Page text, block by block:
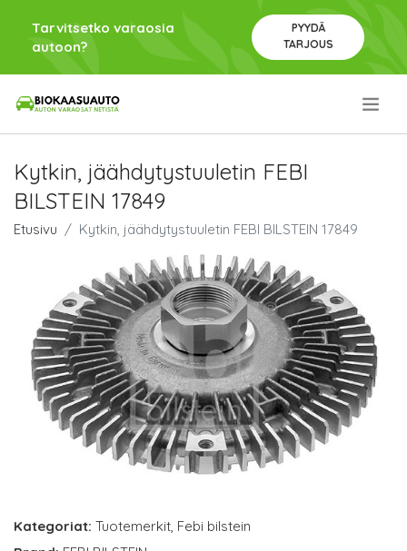
Tarvitsetko varaosia
autoon?
PYYDÄ
TARJOUS
Kytkin, jäähdytystuuletin FEBI
BILSTEIN 17849
Etusivu Kytkin, jäähdytystuuletin FEBI BILSTEIN 17849
Kategoriat: Tuotemerkit, Febi bilstein